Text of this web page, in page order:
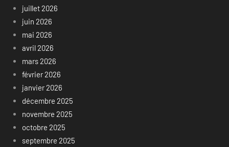
juillet 2026
juin 2026
mai 2026
avril 2026
mars 2026
février 2026
janvier 2026
décembre 2025
novembre 2025
octobre 2025
septembre 2025